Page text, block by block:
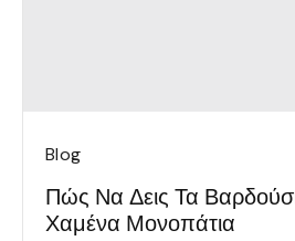
Blog
Πώς Να Δεις Τα
Χαμένα Μονοπάτια